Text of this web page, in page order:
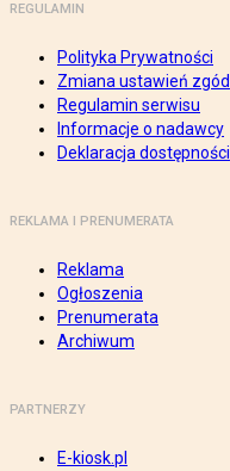
REGULAMIN
Polityka Prywatności
Zmiana ustawień zgód
Regulamin serwisu
Informacje o nadawcy
Deklaracja dostępności
REKLAMA I PRENUMERATA
Reklama
Ogłoszenia
Prenumerata
Archiwum
PARTNERZY
E-kiosk.pl